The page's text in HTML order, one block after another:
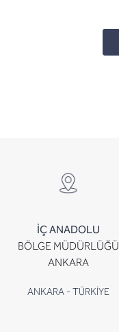
İÇ ANADOLU
BÖLGE MÜDÜRLÜĞÜ
ANKARA
ANKARA - TÜRKİYE